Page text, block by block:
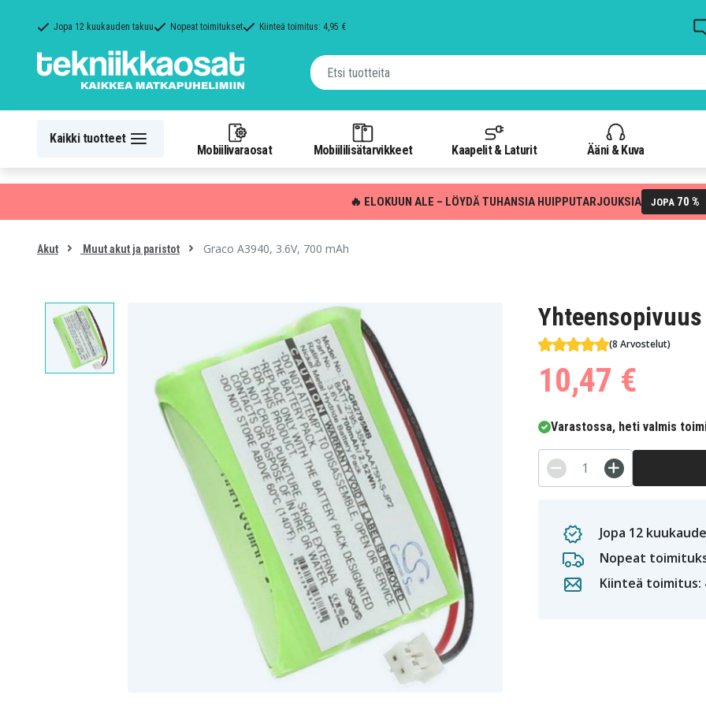
Jopa 12 kuukauden takuu Nopeat toimitukset Kiinteä toimitus: 4,95 €
Kaikki tuotteet
Mobiilivaraosat Mobiililisätarvikkeet Kaapelit & Laturit Ääni & Kuva
🔥 ELOKUUN ALE – LÖYDÄ TUHANSIA HUIPPUTARJOUKSIA JOPA 70 %
Akut Muut akut ja paristot Graco A3940, 3.6V, 700 mAh
(8 Arvostelut)
10,47 €
Varastossa, heti valmis
Jopa 12
Nopeat
Kiinteä toimitus: